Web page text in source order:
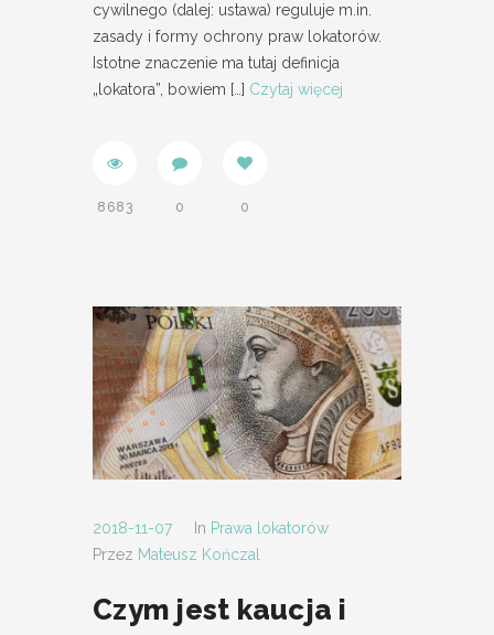
cywilnego (dalej: ustawa) reguluje m.in.
zasady i formy ochrony praw lokatorów.
Istotne znaczenie ma tutaj definicja
„lokatora”, bowiem […] Czytaj więcej
8683 0 0
2018-11-07 In Prawa lokatorów
Przez Mateusz Kończal
Czym jest kaucja i